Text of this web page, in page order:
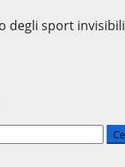
degli sport invisibili